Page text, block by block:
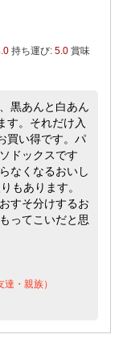
持ち運び: 5.0 賞味
黒あんと白あん
す。それだけ入
買い得です。パ
ドックスです
なくなるおいし
もあります。
すそ分けするお
ってこいだと思
・親族）